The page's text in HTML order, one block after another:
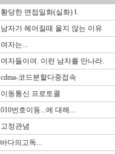
황당한 면접일화(실화) Ⅰ.
남자가 헤어질때 울지 않는 이유
여자는...
여자들이여. 이런 남자를 만나라.
cdma-코드분할다중접속
이동통신 프로토콜
010번호이동...에 대해...
고정관념
바다의고독...